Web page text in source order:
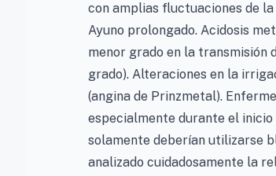
con amplias fluctuaciones de
Ayuno prolongado. Acidosis
menor grado en la transmisión
grado). Alteraciones en la
(angina de Prinzmetal).
especialmente durante el
solamente deberían utilizarse
analizado cuidadosamente la